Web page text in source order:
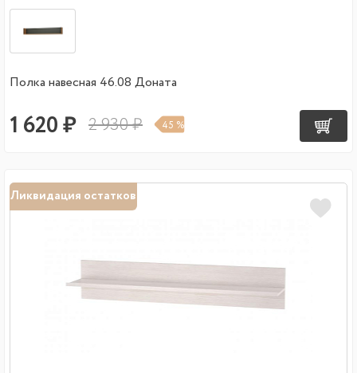
Полка навесная 46.08 Доната
1 620 ₽ 2 930 ₽ 45 %
Ликвидация остатков